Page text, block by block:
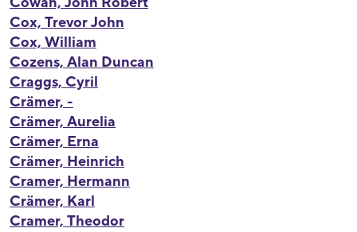
Cox, Trevor John
Cox, William
Cozens, Alan Duncan
Craggs, Cyril
Crämer, -
Crämer, Aurelia
Crämer, Erna
Crämer, Heinrich
Cramer, Hermann
Crämer, Karl
Cramer, Theodor